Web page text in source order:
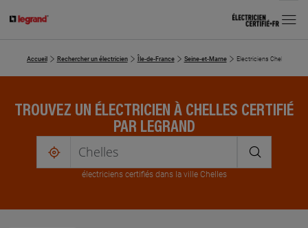
MENU
Accueil Rechercher un électricien Île-de-France Seine-et-Marne Electriciens Chelles
TROUVEZ UN ÉLECTRICIEN À CHELLES CERTIFIÉ
PAR LEGRAND
me
localiserélectricienscertifiésdans la ville Chelles